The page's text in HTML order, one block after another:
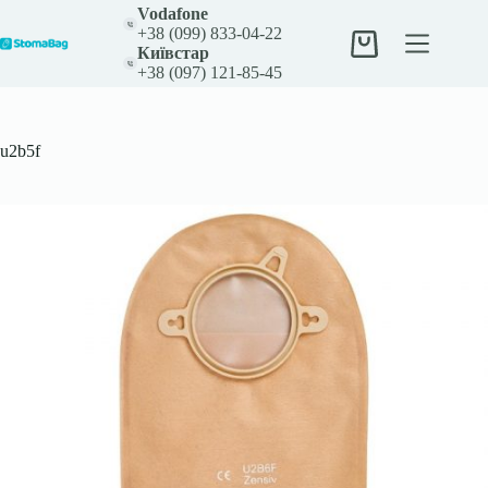
вмісту
Vodafone
+38 (099) 833-04-22
Київстар
+38 (097) 121-85-45
Кошик
u2b5f